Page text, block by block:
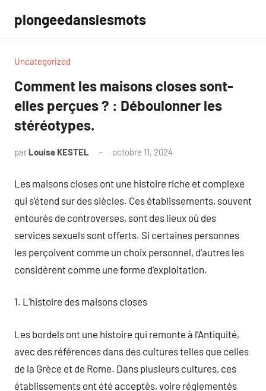
contenu
plongeedanslesmots
Uncategorized
Comment les maisons closes sont-
elles perçues ? : Déboulonner les
stéréotypes.
par Louise KESTEL octobre 11, 2024
Les maisons closes ont une histoire riche et complexe
qui s’étend sur des siècles. Ces établissements, souvent
entourés de controverses, sont des lieux où des
services sexuels sont offerts. Si certaines personnes
les perçoivent comme un choix personnel, d’autres les
considèrent comme une forme d’exploitation.
1. L’histoire des maisons closes
Les bordels ont une histoire qui remonte à l’Antiquité,
avec des références dans des cultures telles que celles
de la Grèce et de Rome. Dans plusieurs cultures, ces
établissements ont été acceptés, voire réglementés